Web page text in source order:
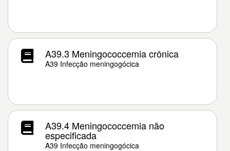
A39.3 Meningococcemia crônica
A39 Infecção meningogócica
A39.4 Meningococcemia não
especificada
A39 Infecção meningogócica